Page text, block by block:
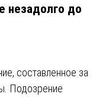
незадолго до
составленное за
Подозрение